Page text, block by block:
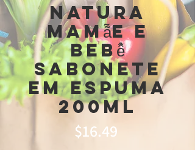
Natura
Mamã̃e e
bebê̂
Sabonete
Em Espuma
200ml
$16.49